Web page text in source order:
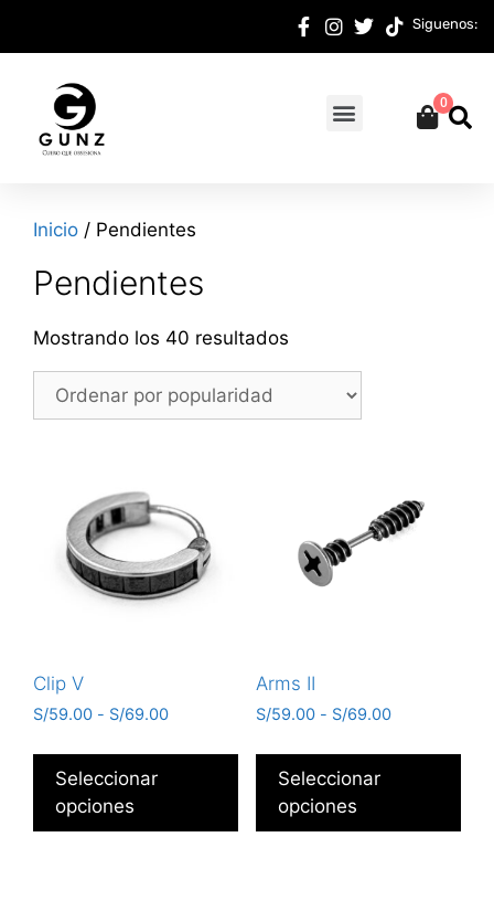
Siguenos:
0
Inicio / Pendientes
Pendientes
Mostrando los 40 resultados
Clip V
S/59.00 - S/69.00
Seleccionar
opciones
Arms II
S/59.00 - S/69.00
Seleccionar
opciones